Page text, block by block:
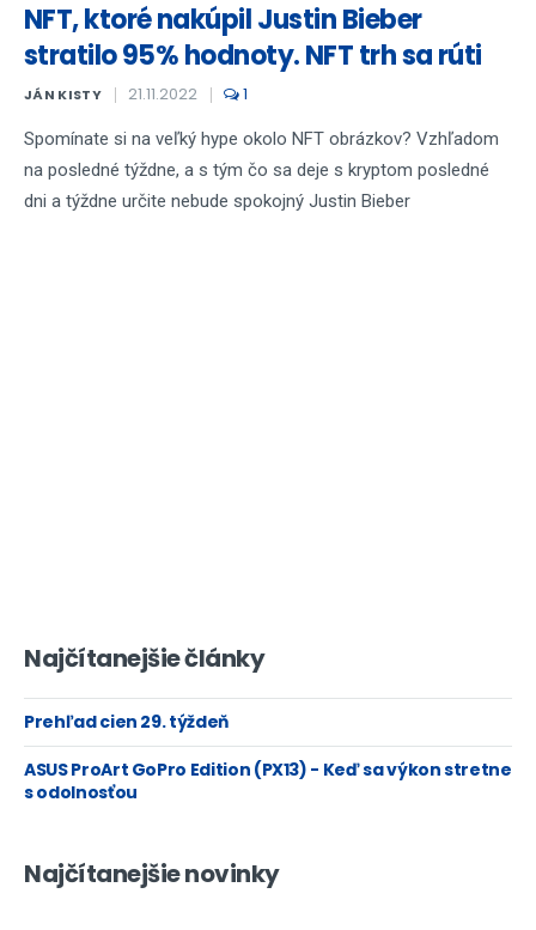
NFT, ktoré nakúpil Justin Bieber
stratilo 95% hodnoty. NFT trh sa rúti
JÁN KISTY 21.11.2022 1
Spomínate si na veľký hype okolo NFT obrázkov? Vzhľadom
na posledné týždne, a s tým čo sa deje s kryptom posledné
dni a týždne určite nebude spokojný Justin Bieber
Najčítanejšie články
Prehľad cien 29. týždeň
ASUS ProArt GoPro Edition (PX13) - Keď sa výkon stretne
s odolnosťou
Najčítanejšie novinky